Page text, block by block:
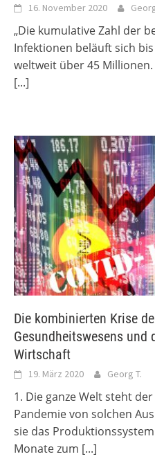
16. November 2020
„Die kumulative Zahl der
Infektionen beläuft sich
weltweit über 45
[...]
Die kombinierten Krise
Gesundheitswesens
Wirtschaft
19. März 2020 Georg T.
1. Die ganze Welt steht
Pandemie von solchen
sie das
Monate zum [...]